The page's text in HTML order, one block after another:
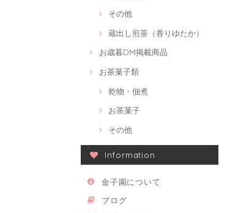
その他
蔵出し煎茶（香りゆたか）
お歳暮DM掲載商品
お茶菓子類
乾物・佃煮
お茶菓子
その他
Information
金子園について
ブログ